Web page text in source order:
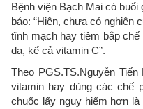
Bệnh viện Bạch Mai có
báo: “Hiện, chưa có nghiên
tĩnh mạch hay tiêm bắp
da, kể cả vitamin C”.
Theo PGS.TS.Nguyễn
vitamin hay dùng các chế
chuốc lấy nguy hiểm hơn